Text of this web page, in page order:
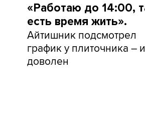
«Работаю до 14:00,
есть время жить».
Айтишник подсмотрел
график у плиточника – и
доволен